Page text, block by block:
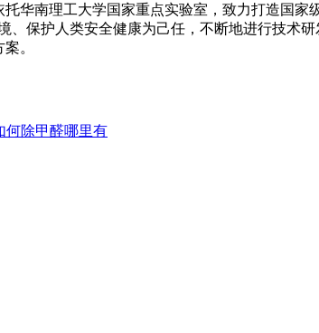
华南理工大学国家重点实验室，致力打造国
保护人类安全健康为己任，不断地进行技术
。
何除甲醛哪里有